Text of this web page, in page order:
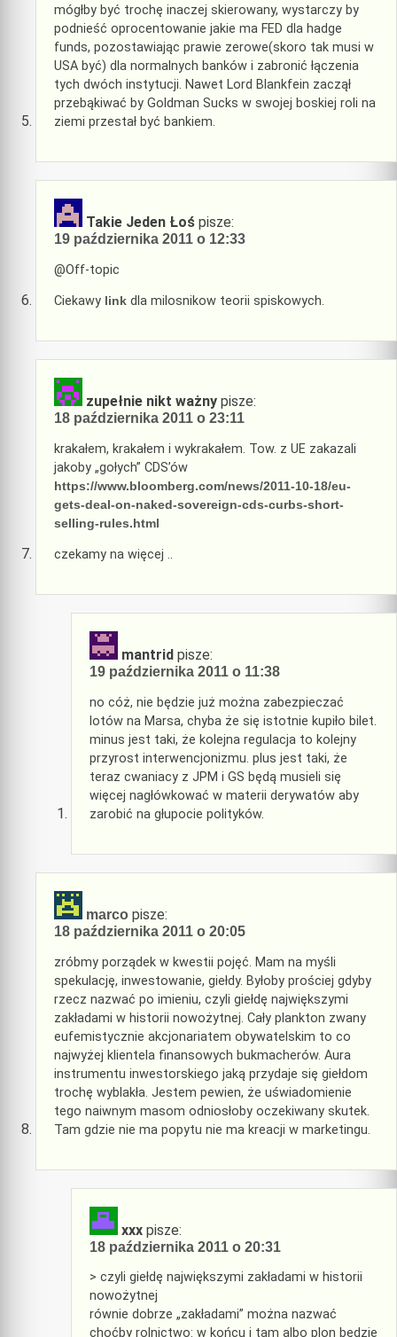
mógłby być trochę inaczej skierowany, wystarczy by
podnieść oprocentowanie jakie ma FED dla hadge
funds, pozostawiając prawie zerowe(skoro tak musi w
USA być) dla normalnych banków i zabronić łączenia
tych dwóch instytucji. Nawet Lord Blankfein zaczął
przebąkiwać by Goldman Sucks w swojej boskiej roli na
ziemi przestał być bankiem.
Takie Jeden Łoś pisze:
19 października 2011 o 12:33
@Off-topic
Ciekawy link dla milosnikow teorii spiskowych.
zupełnie nikt ważny pisze:
18 października 2011 o 23:11
krakałem, krakałem i wykrakałem. Tow. z UE zakazali
jakoby „gołych” CDS’ów
https://www.bloomberg.com/news/2011-10-18/eu-
gets-deal-on-naked-sovereign-cds-curbs-short-
selling-rules.html
czekamy na więcej ..
mantrid pisze:
19 października 2011 o 11:38
no cóż, nie będzie już można zabezpieczać
lotów na Marsa, chyba że się istotnie kupiło bilet.
minus jest taki, że kolejna regulacja to kolejny
przyrost interwencjonizmu. plus jest taki, że
teraz cwaniacy z JPM i GS będą musieli się
więcej nagłówkować w materii derywatów aby
zarobić na głupocie polityków.
marco pisze:
18 października 2011 o 20:05
zróbmy porządek w kwestii pojęć. Mam na myśli
spekulację, inwestowanie, giełdy. Byłoby prościej gdyby
rzecz nazwać po imieniu, czyli giełdę największymi
zakładami w historii nowożytnej. Cały plankton zwany
eufemistycznie akcjonariatem obywatelskim to co
najwyżej klientela finansowych bukmacherów. Aura
instrumentu inwestorskiego jaką przydaje się giełdom
trochę wyblakła. Jestem pewien, że uświadomienie
tego naiwnym masom odniosłoby oczekiwany skutek.
Tam gdzie nie ma popytu nie ma kreacji w marketingu.
xxx pisze:
18 października 2011 o 20:31
> czyli giełdę największymi zakładami w historii
nowożytnej
równie dobrze „zakładami” można nazwać
choćby rolnictwo: w końcu i tam albo plon będzie